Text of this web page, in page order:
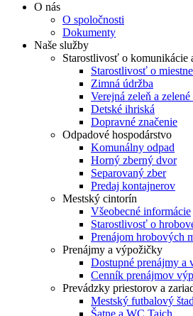
O nás
O spoločnosti
Dokumenty
Naše služby
Starostlivosť o komunikácie
Starostlivosť o
Zimná údržba
Verejná zeleň a
Detské ihriská
Dopravné značenie
Odpadové hospodárstvo
Komunálny odpad
Horný zberný dvor
Separovaný zber
Predaj kontajnerov
Mestský cintorín
Všeobecné informácie
Starostlivosť o
Prenájom hrobových
Prenájmy a výpožičky
Dostupné prenájmy a
Cenník prenájmov
Prevádzky priestorov a
Mestský futbalový